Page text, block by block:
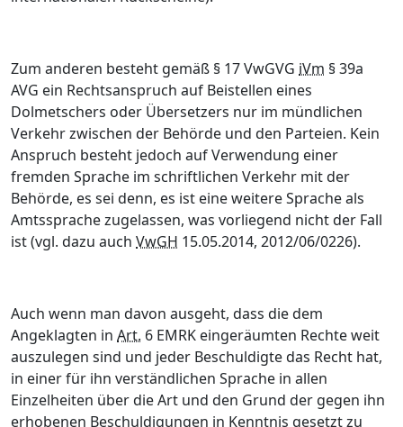
Zum anderen besteht gemäß § 17 VwGVG iVm § 39a
AVG ein Rechtsanspruch auf Beistellen eines
Dolmetschers oder Übersetzers nur im mündlichen
Verkehr zwischen der Behörde und den Parteien. Kein
Anspruch besteht jedoch auf Verwendung einer
fremden Sprache im schriftlichen Verkehr mit der
Behörde, es sei denn, es ist eine weitere Sprache als
Amtssprache zugelassen, was vorliegend nicht der Fall
ist (vgl. dazu auch VwGH 15.05.2014, 2012/06/0226).
Auch wenn man davon ausgeht, dass die dem
Angeklagten in Art. 6 EMRK eingeräumten Rechte weit
auszulegen sind und jeder Beschuldigte das Recht hat,
in einer für ihn verständlichen Sprache in allen
Einzelheiten über die Art und den Grund der gegen ihn
erhobenen Beschuldigungen in Kenntnis gesetzt zu